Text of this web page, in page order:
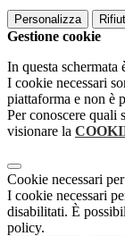
Personalizza
Gestione cookie
In questa schermata
I cookie necessari
piattaforma e non è
Per conoscere quali
visionare la
Cookie necessari
I cookie necessari
disabilitati. È
policy.